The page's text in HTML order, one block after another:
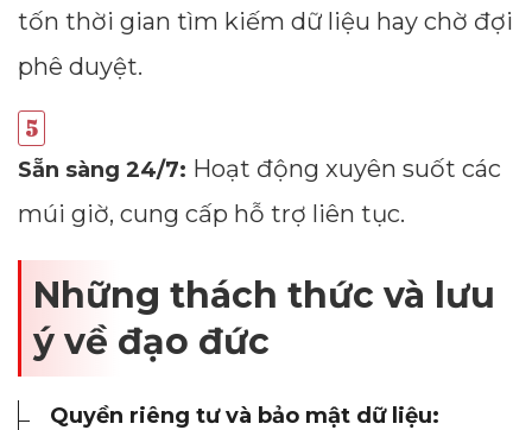
tốn thời gian tìm kiếm dữ liệu hay chờ đợi
phê duyệt.
Sẵn sàng 24/7: Hoạt động xuyên suốt các
múi giờ, cung cấp hỗ trợ liên tục.
Những thách thức và lưu
ý về đạo đức
Quyền riêng tư và bảo mật dữ liệu: